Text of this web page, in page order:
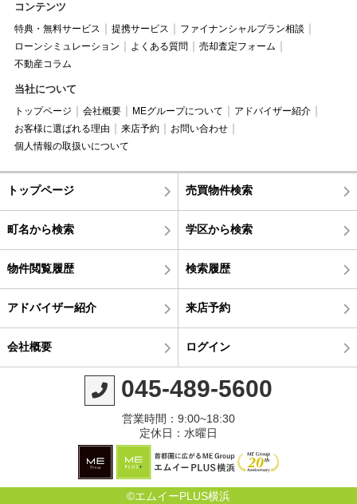
コンテンツ
特典・無料サービス 提携サービス
ファイナンシャルプラン相談
ローンシミュレーション
よくある質問
売却査定フォーム
不動産コラム
当社について
トップページ 会社概要 MEグループについて
アドバイザー紹介
お客様に選ばれる理由
来店予約
お問い合わせ
個人情報の取扱いについて
トップページ 売買物件検索
町名から検索 学区から検索
物件閲覧履歴 検索履歴
アドバイザー紹介 来店予約
会社概要 ログイン
045-489-5600
営業時間：9:00~18:30
定休日：水曜日
©エムイーPLUS横浜